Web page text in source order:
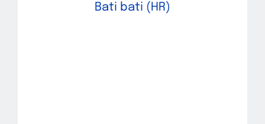
Bati bati (HR)